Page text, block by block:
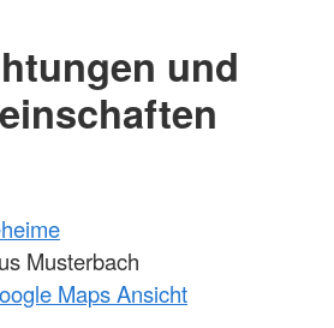
und
Musterbach
Maps Ansicht